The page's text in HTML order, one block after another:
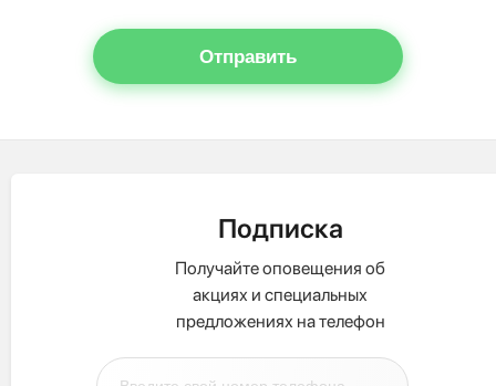
Отправить
Подписка
Получайте оповещения об
акциях и специальных
предложениях на телефон